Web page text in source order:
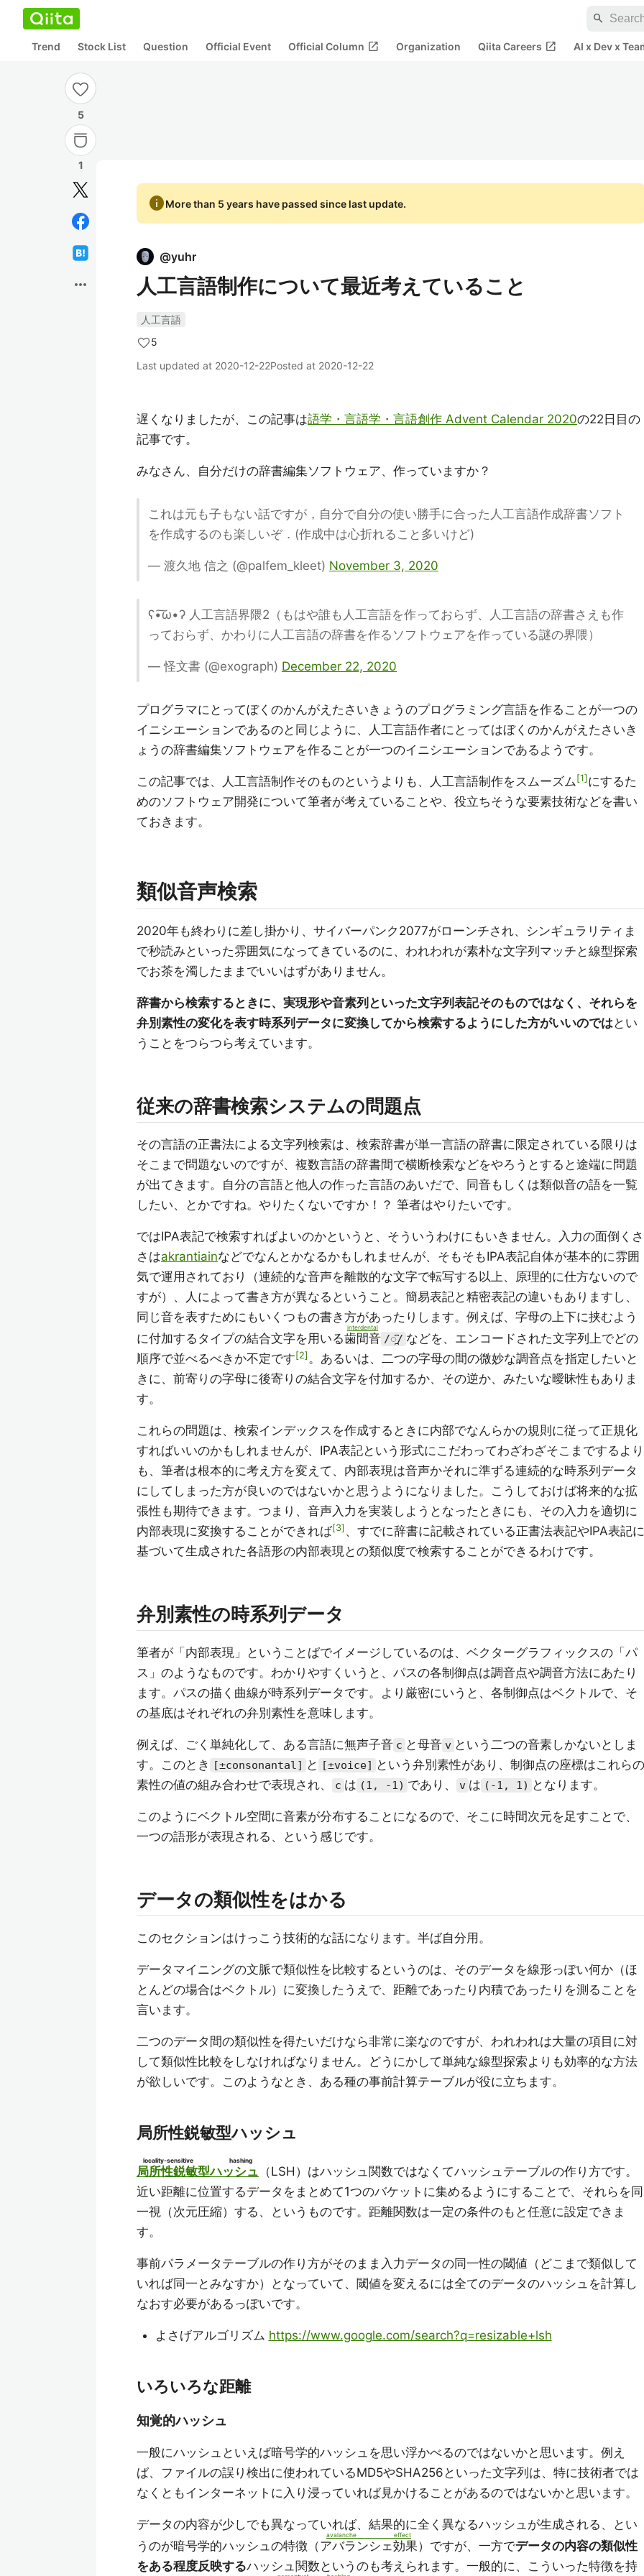
search
Trend Stock List Question Official Event Official Column open_in_new Organization Qiita Careers open_in_new AI x Dev x
5
1
more_horiz
infoMore than 5 years have passed since last update.
@yuhr
人工言語制作について最近考えていること
人工言語
5
Last updated at 2020-12-22Posted at 2020-12-22
遅くなりましたが、この記事は語学・言語学・言語創作 Advent Calendar 2020の22日目の
記事です。
みなさん、自分だけの辞書編集ソフトウェア、作っていますか？
これは元も子もない話ですが，自分で自分の使い勝手に合った人工言語作成辞書ソフト
を作成するのも楽しいぞ．(作成中は心折れること多いけど)
— 渡久地 信之 (@palfem_kleet) November 3, 2020
ʕ•͠ω•ʔ 人工言語界隈2（もはや誰も人工言語を作っておらず、人工言語の辞書さえも作
っておらず、かわりに人工言語の辞書を作るソフトウェアを作っている謎の界隈）
— 怪文書 (@exograph) December 22, 2020
プログラマにとってぼくのかんがえたさいきょうのプログラミング言語を作ることが一つの
イニシエーションであるのと同じように、人工言語作者にとってはぼくのかんがえたさいき
ょうの辞書編集ソフトウェアを作ることが一つのイニシエーションであるようです。
この記事では、人工言語制作そのものというよりも、人工言語制作をスムーズム 1 にするた
めのソフトウェア開発について筆者が考えていることや、役立ちそうな要素技術などを書い
ておきます。
類似音声検索
2020年も終わりに差し掛かり、サイバーパンク2077がローンチされ、シンギュラリティま
で秒読みといった雰囲気になってきているのに、われわれが素朴な文字列マッチと線型探索
でお茶を濁したままでいいはずがありません。
辞書から検索するときに、実現形や音素列といった文字列表記そのものではなく、それらを
弁別素性の変化を表す時系列データに変換してから検索するようにした方がいいのではとい
うことをつらつら考えています。
従来の辞書検索システムの問題点
その言語の正書法による文字列検索は、検索辞書が単一言語の辞書に限定されている限りは
そこまで問題ないのですが、複数言語の辞書間で横断検索などをやろうとすると途端に問題
が出てきます。自分の言語と他人の作った言語のあいだで、同音もしくは類似音の語を一覧
したい、とかですね。やりたくないですか！？ 筆者はやりたいです。
ではIPA表記で検索すればよいのかというと、そういうわけにもいきません。入力の面倒くさ
さはakrantiainなどでなんとかなるかもしれませんが、そもそもIPA表記自体が基本的に雰囲
気で運用されており（連続的な音声を離散的な文字で転写する以上、原理的に仕方ないので
すが）、人によって書き方が異なるということ。簡易表記と精密表記の違いもありますし、
同じ音を表すためにもいくつもの書き方があったりします。例えば、字母の上下に挟むよう
に付加するタイプの結合文字を用いる歯間音
interdental
/◌̪͆/ などを、エンコードされた文字列上でどの
順序で並べるべきか不定です 2 。あるいは、二つの字母の間の微妙な調音点を指定したいと
きに、前寄りの字母に後寄りの結合文字を付加するか、その逆か、みたいな曖昧性もありま
す。
これらの問題は、検索インデックスを作成するときに内部でなんらかの規則に従って正規化
すればいいのかもしれませんが、IPA表記という形式にこだわってわざわざそこまでするより
も、筆者は根本的に考え方を変えて、内部表現は音声かそれに準ずる連続的な時系列データ
にしてしまった方が良いのではないかと思うようになりました。こうしておけば将来的な拡
張性も期待できます。つまり、音声入力を実装しようとなったときにも、その入力を適切に
内部表現に変換することができれば 3 、すでに辞書に記載されている正書法表記やIPA表記に
基づいて生成された各語形の内部表現との類似度で検索することができるわけです。
弁別素性の時系列データ
筆者が「内部表現」ということばでイメージしているのは、ベクターグラフィックスの「パ
ス」のようなものです。わかりやすくいうと、パスの各制御点は調音点や調音方法にあたり
ます。パスの描く曲線が時系列データです。より厳密にいうと、各制御点はベクトルで、そ
の基底はそれぞれの弁別素性を意味します。
例えば、ごく単純化して、ある言語に無声子音 c と母音 v という二つの音素しかないとしま
す。このとき [±consonantal] と [±voice] という弁別素性があり、制御点の座標はこれらの
素性の値の組み合わせで表現され、
c は (1, -1) であり、 v は (-1, 1) となります。
このようにベクトル空間に音素が分布することになるので、そこに時間次元を足すことで、
一つの語形が表現される、という感じです。
データの類似性をはかる
このセクションはけっこう技術的な話になります。半ば自分用。
データマイニングの文脈で類似性を比較するというのは、そのデータを線形っぽい何か（ほ
とんどの場合はベクトル）に変換したうえで、距離であったり内積であったりを測ることを
言います。
二つのデータ間の類似性を得たいだけなら非常に楽なのですが、われわれは大量の項目に対
して類似性比較をしなければなりません。どうにかして単純な線型探索よりも効率的な方法
が欲しいです。このようなとき、ある種の事前計算テーブルが役に立ちます。
局所性鋭敏型ハッシュ
局所性鋭敏型ハッシュ
locality-sensitive hashing
（LSH）はハッシュ関数ではなくてハッシュテーブルの作り方です。
近い距離に位置するデータをまとめて1つのバケットに集めるようにすることで、それらを同
一視（次元圧縮）する、というものです。距離関数は一定の条件のもと任意に設定できま
す。
事前パラメータテーブルの作り方がそのまま入力データの同一性の閾値（どこまで類似して
いれば同一とみなすか）となっていて、閾値を変えるには全てのデータのハッシュを計算し
なおす必要があるっぽいです。
よさげアルゴリズム https://www.google.com/search?q=resizable+lsh
いろいろな距離
知覚的ハッシュ
一般にハッシュといえば暗号学的ハッシュを思い浮かべるのではないかと思います。例え
ば、ファイルの誤り検出に使われているMD5やSHA256といった文字列は、特に技術者では
なくともインターネットに入り浸っていれば見かけることがあるのではないかと思います。
データの内容が少しでも異なっていれば、結果的に全く異なるハッシュが生成される、とい
うのが暗号学的ハッシュの特徴（アバランシェ効果
avalanche effect
）ですが、一方でデータの内容の類似性
をある程度反映するハッシュ関数というのも考えられます。一般的に、こういった特徴を持